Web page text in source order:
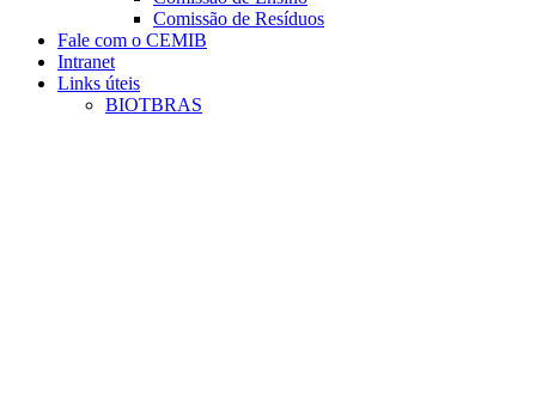
Comissão de Resíduos
Fale com o CEMIB
Intranet
Links úteis
BIOTBRAS